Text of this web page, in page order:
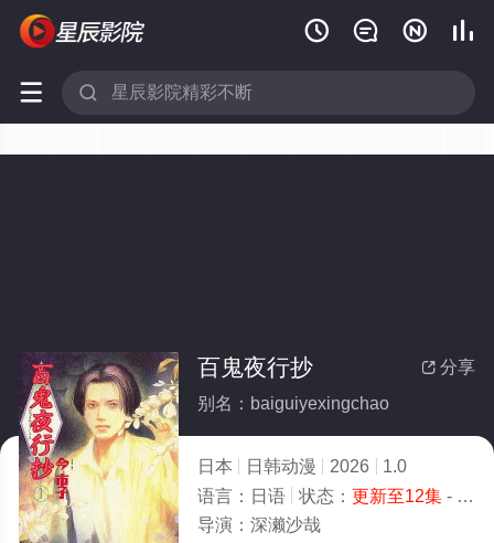
   
 
 分享
百鬼夜行抄
别名：baiguiyexingchao
日本 日韩动漫 2026
1.0
语言： 日语 状态： 更新至12集- 免费在线观看
导演： 深濑沙哉